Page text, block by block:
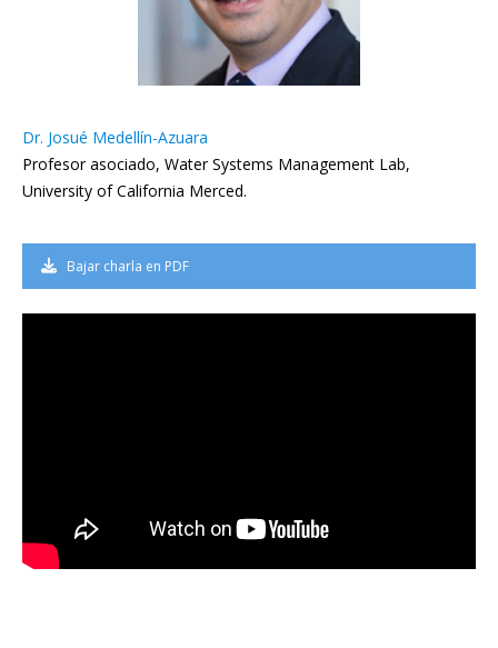
Dr. Josué Medellín-Azuara
Profesor asociado, Water Systems Management Lab,
University of California Merced.
Bajar charla en PDF